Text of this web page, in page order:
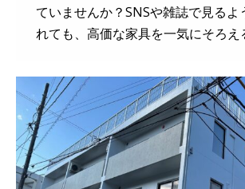
ていませんか？SNSや雑誌で見るよ
れても、高価な家具を一気にそろえ